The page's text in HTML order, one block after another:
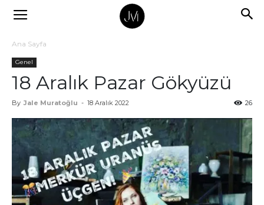
Ana Sayfa
Genel
18 Aralık Pazar Gökyüzü
By Jale Muratoğlu - 18 Aralık 2022 26